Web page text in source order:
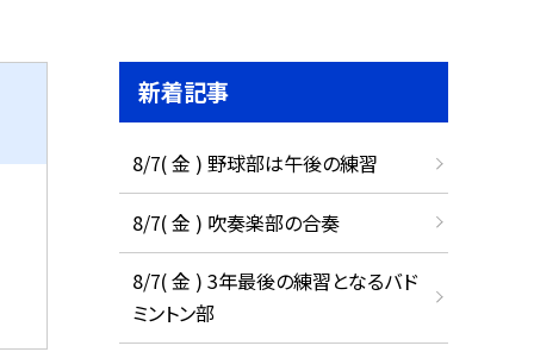
新着記事
8/7( 金 ) 野球部は午後の練習
8/7( 金 ) 吹奏楽部の合奏
8/7( 金 ) 3年最後の練習となるバド
ミントン部